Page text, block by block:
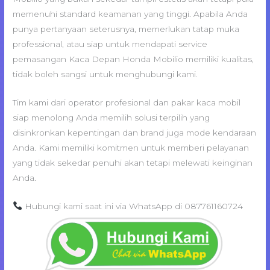
memenuhi standard keamanan yang tinggi. Apabila Anda
punya pertanyaan seterusnya, memerlukan tatap muka
professional, atau siap untuk mendapati service
pemasangan Kaca Depan Honda Mobilio memiliki kualitas,
tidak boleh sangsi untuk menghubungi kami.
Tim kami dari operator profesional dan pakar kaca mobil
siap menolong Anda memilih solusi terpilih yang
disinkronkan kepentingan dan brand juga mode kendaraan
Anda. Kami memiliki komitmen untuk memberi pelayanan
yang tidak sekedar penuhi akan tetapi melewati keinginan
Anda.
Hubungi kami saat ini via WhatsApp di 087761160724